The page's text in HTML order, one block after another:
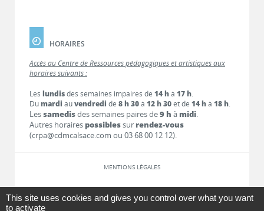
HORAIRES
Accès au Centre de Ressources pédagogiques et artistiques aux
horaires suivants :
Les lundisdes semaines impaires de 14 hà 17 h.
Dumardi auvendredi de 8 h 30à 12 h 30et de 14 hà 18 h.
Lessamedisdes semaines paires de9 h à midi.
Autres horaires possiblessur rendez-vous
(crpa@cdmcalsace.com ou 03 68 00 12 12).
MENTIONS LÉGALES
LIENS
This site uses cookies and gives you control over what you want
to activate